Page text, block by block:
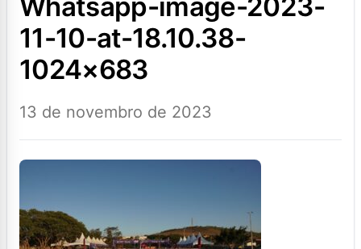
whatsapp-image-2023-
11-10-at-18.10.38-
1024×683
13 de novembro de 2023